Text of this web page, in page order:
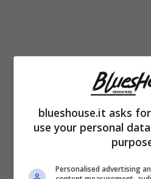
blueshouse.it asks
use your personal
Personalised advertising